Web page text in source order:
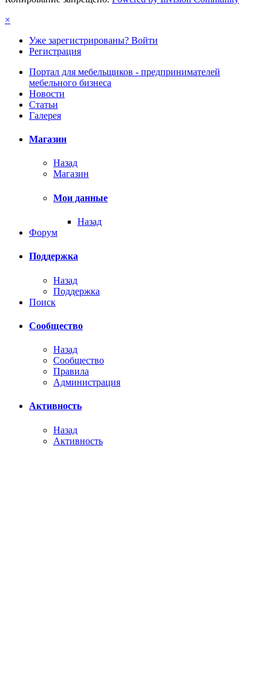
×
Уже зарегистрированы? Войти
Регистрация
Портал для мебельщиков - предпринимателей
мебельного бизнеса
Новости
Статьи
Галерея
Магазин
Назад
Магазин
Мои данные
Назад
Форум
Поддержка
Назад
Поддержка
Поиск
Сообщество
Назад
Сообщество
Правила
Администрация
Активность
Назад
Активность